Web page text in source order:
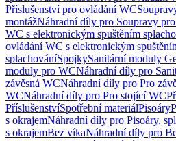
Příslušenství pro ovládání WC
montážNáhradní díly pro Soupravy
WC s elektronickým spuštěním
ovládání WC s elektronickým
splachováníSpojkySanitární moduly
moduly pro WCNáhradní díly pro
závěsná WCNáhradní díly pro Pro
WCNáhradní díly pro Pro stojící WC
PříslušenstvíSpotřební materiálPisoáry
s okrajemNáhradní díly pro Pisoáry,
s okrajemBez víkaNáhradní díly pro